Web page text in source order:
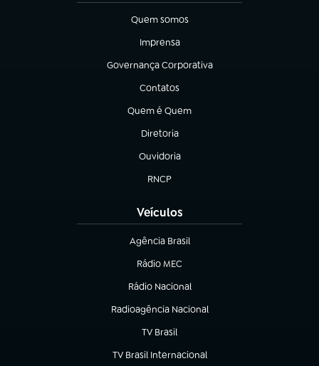
Quem somos
(abre em nova aba)
Imprensa
(abre em nova aba)
Governança Corporativa
(abre em nova aba)
Contatos
(abre em nova aba)
Quem é Quem
(abre em nova aba)
Diretoria
(abre em nova aba)
Ouvidoria
(abre em nova aba)
RNCP
(abre em nova aba)
Veículos
Agência Brasil
(abre em nova aba)
Rádio MEC
(abre em nova aba)
Rádio Nacional
Radioagência Nacional
(abre em nova aba)
TV Brasil
(abre em nova aba)
TV Brasil Internacional
(abre em nova aba)